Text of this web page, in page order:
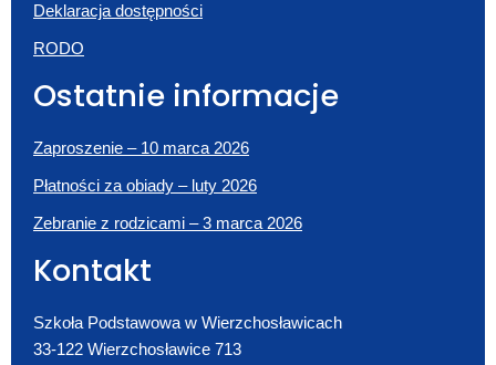
Deklaracja dostępności
RODO
Ostatnie informacje
Zaproszenie – 10 marca 2026
Płatności za obiady – luty 2026
Zebranie z rodzicami – 3 marca 2026
Kontakt
Szkoła Podstawowa w Wierzchosławicach
33-122 Wierzchosławice 713